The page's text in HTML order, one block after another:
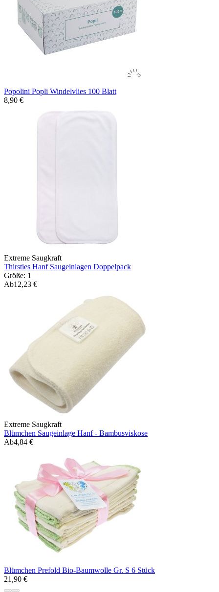
Popolini Popli Windelvlies 100 Blatt
8,90 €
Extreme Saugkraft
Thirsties Hanf Saugeinlagen Doppelpack
Größe: 1
Ab12,23 €
Extreme Saugkraft
Blümchen Saugeinlage Hanf - Bambusviskose
Ab4,84 €
Blümchen Prefold Bio-Baumwolle Gr. S 6 Stück
21,90 €